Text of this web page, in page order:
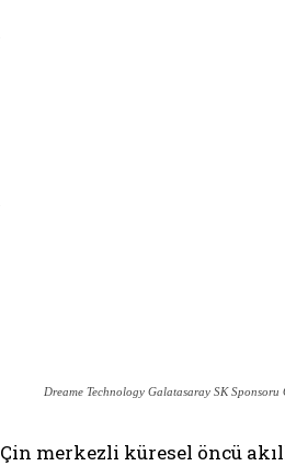
Dreame Technology Galatasaray SK Sponsoru
Çin merkezli küresel öncü